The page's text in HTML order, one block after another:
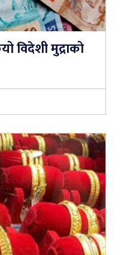
विदेशी मुद्राको